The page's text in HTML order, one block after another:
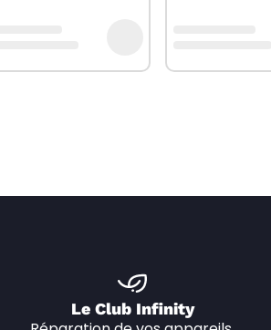
Le Club Infinity